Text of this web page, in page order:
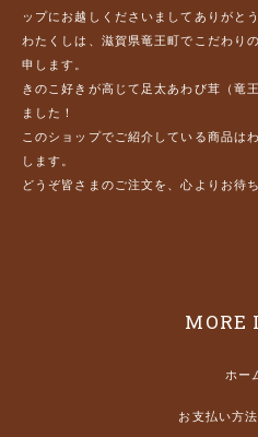
ップにお越しくださいましてありがと
わたくしは、滋賀県竜王町でこだわり
申します。
きのこ好きが高じて足太あわび茸（竜
ました！
このショップでご紹介している商品は
します。
どうぞ皆さまのご注文を、心よりお待
MORE
ホー
お支払い方